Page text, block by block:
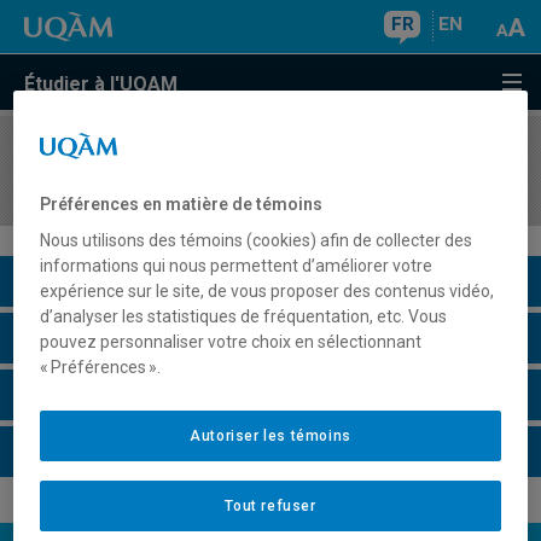
FR EN
Étudier à l'UQAM
COURS//
Description du cours
Horaire - Été 2026
Préférences en matière de témoins
Nous utilisons des témoins (cookies) afin de collecter des
informations qui nous permettent d’améliorer votre
expérience sur le site, de vous proposer des contenus vidéo,
d’analyser les statistiques de fréquentation, etc. Vous
pouvez personnaliser votre choix en sélectionnant
« Préférences ».
Tout refuser
Autoriser les témoins